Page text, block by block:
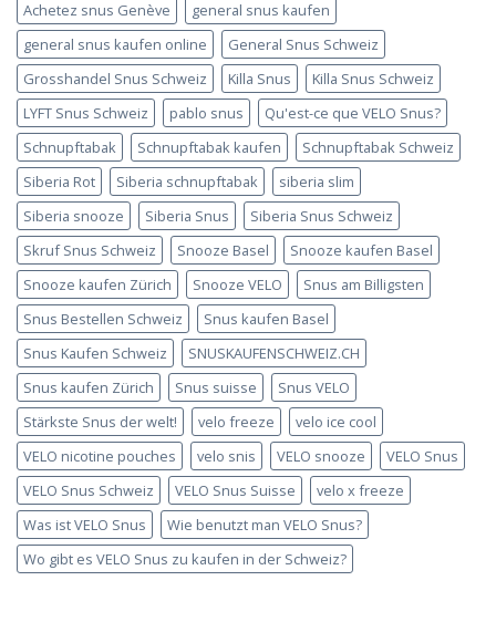
Achetez snus Genève
general snus kaufen
general snus kaufen online
General Snus Schweiz
Grosshandel Snus Schweiz
Killa Snus
Killa Snus Schweiz
LYFT Snus Schweiz
pablo snus
Qu'est-ce que VELO Snus?
Schnupftabak
Schnupftabak kaufen
Schnupftabak Schweiz
Siberia Rot
Siberia schnupftabak
siberia slim
Siberia snooze
Siberia Snus
Siberia Snus Schweiz
Skruf Snus Schweiz
Snooze Basel
Snooze kaufen Basel
Snooze kaufen Zürich
Snooze VELO
Snus am Billigsten
Snus Bestellen Schweiz
Snus kaufen Basel
Snus Kaufen Schweiz
SNUSKAUFENSCHWEIZ.CH
Snus kaufen Zürich
Snus suisse
Snus VELO
Stärkste Snus der welt!
velo freeze
velo ice cool
VELO nicotine pouches
velo snis VELO snooze
VELO Snus
VELO Snus Schweiz
VELO Snus Suisse
velo x freeze
Was ist VELO Snus
Wie benutzt man VELO Snus?
Wo gibt es VELO Snus zu kaufen in der Schweiz?